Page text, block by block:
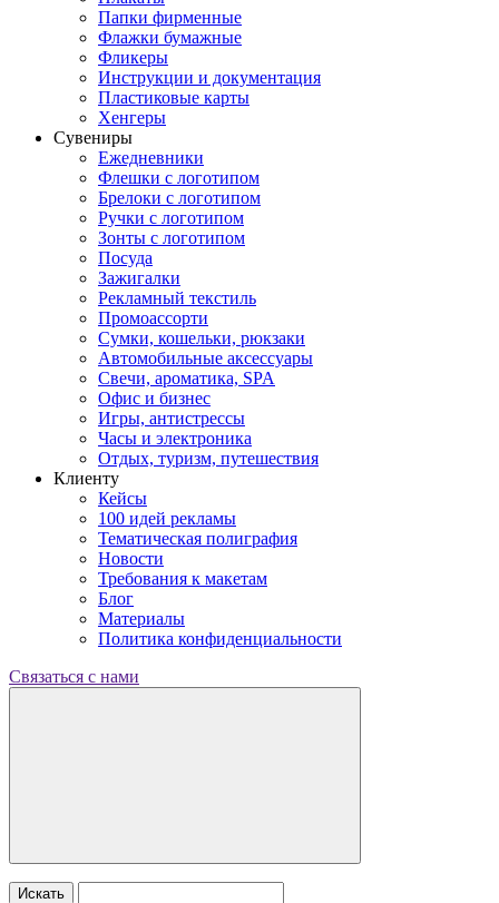
Папки фирменные
Флажки бумажные
Фликеры
Инструкции и документация
Пластиковые карты
Хенгеры
Сувениры
Ежедневники
Флешки с логотипом
Брелоки с логотипом
Ручки с логотипом
Зонты с логотипом
Посуда
Зажигалки
Рекламный текстиль
Промоассорти
Сумки, кошельки, рюкзаки
Автомобильные аксессуары
Свечи, ароматика, SPA
Офис и бизнес
Игры, антистрессы
Часы и электроника
Отдых, туризм, путешествия
Клиенту
Кейсы
100 идей рекламы
Тематическая полиграфия
Новости
Требования к макетам
Блог
Материалы
Политика конфиденциальности
Связаться с нами
Искать